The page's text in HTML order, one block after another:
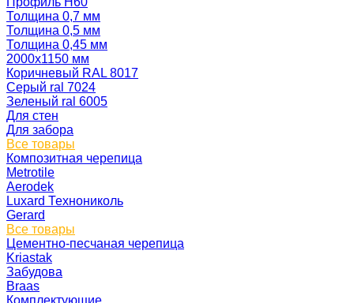
Толщина 0,7 мм
Толщина 0,5 мм
Толщина 0,45 мм
2000х1150 мм
Коричневый RAL 8017
Серый ral 7024
Зеленый ral 6005
Для стен
Для забора
Все товары
Композитная черепица
Metrotile
Aerodek
Luxard Технониколь
Gerard
Все товары
Цементно-песчаная черепица
Kriastak
Забудова
Braas
Комплектующие